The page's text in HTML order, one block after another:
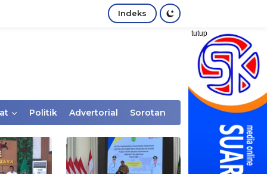
Indeks
tutup
Politik Advertorial Sorotan